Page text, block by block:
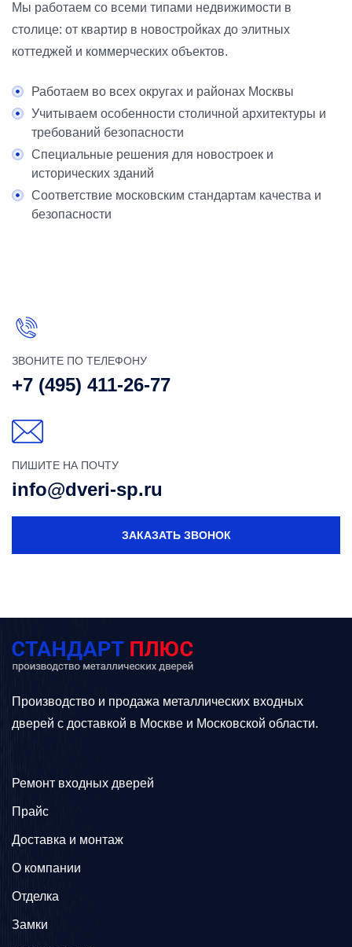
Мы работаем со всеми типами недвижимости в
столице: от квартир в новостройках до элитных
коттеджей и коммерческих объектов.
Работаем во всех округах и районах Москвы
Учитываем особенности столичной архитектуры и
требований безопасности
Специальные решения для новостроек и
исторических зданий
Соответствие московским стандартам качества и
безопасности
ЗВОНИТЕ ПО ТЕЛЕФОНУ
+7 (495) 411-26-77
ПИШИТЕ НА ПОЧТУ
info@dveri-sp.ru
ЗАКАЗАТЬ ЗВОНОК
Производство и продажа металлических входных
дверей с доставкой в Москве и Московской области.
Ремонт входных дверей
Прайс
Доставка и монтаж
О компании
Отделка
Замки